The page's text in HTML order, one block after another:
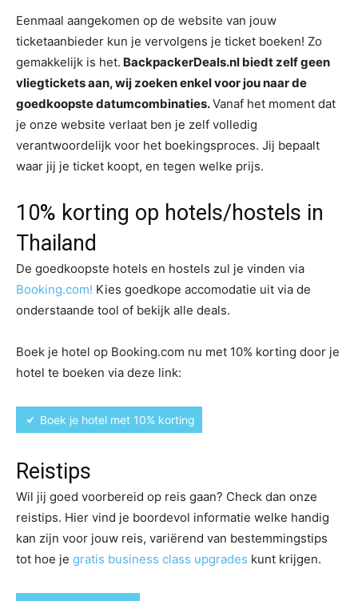
Eenmaal aangekomen op de website van jouw
ticketaanbieder kun je vervolgens je ticket boeken! Zo
gemakkelijk is het. BackpackerDeals.nl biedt zelf geen
vliegtickets aan, wij zoeken enkel voor jou naar de
goedkoopste datumcombinaties.Vanaf het moment dat
je onze website verlaat ben je zelf volledig
verantwoordelijk voor het boekingsproces. Jij bepaalt
waar jij je ticket koopt, en tegen welke prijs.
10% korting op hotels/hostels in
Thailand
De goedkoopste hotels en hostels zul je vinden via
Booking.com! Kies goedkope accomodatie uit via de
onderstaande tool of bekijk alle deals.
Boek je hotel op Booking.com nu met 10% korting door je
hotel te boeken via deze link:
Boek je hotel met 10% korting
Reistips
Wil jij goed voorbereid op reis gaan? Check dan onze
reistips. Hier vind je boordevol informatie welke handig
kan zijn voor jouw reis, variërend van bestemmingstips
tot hoe je gratis business class upgrades kunt krijgen.